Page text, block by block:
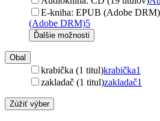
E-kniha: EPUB (Adobe
(Adobe DRM)5
Ďalšie možnosti
Obal
krabička (1 titul)krabička1
zakladač (1 titul)zakladač1
Zúžiť výber